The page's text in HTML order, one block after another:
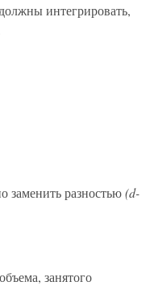
интегри­ровать,
заменить разностью(d-
занятого